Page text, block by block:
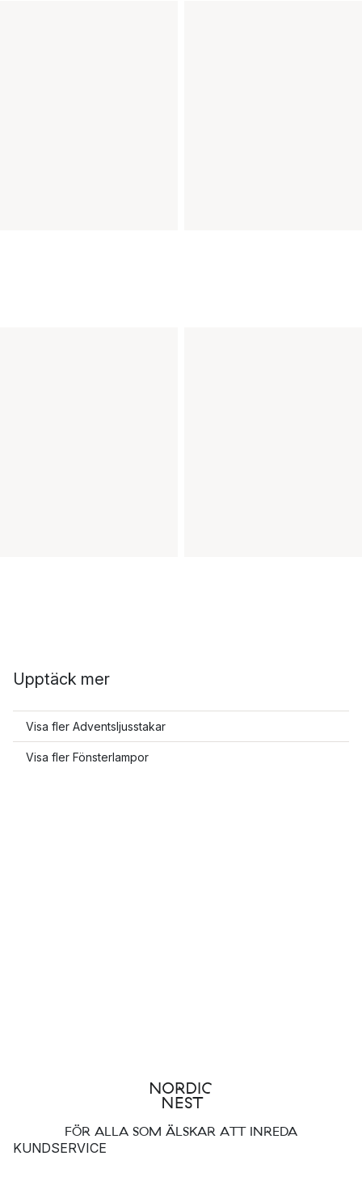
Upptäck mer
Visa fler Adventsljusstakar
Visa fler Fönsterlampor
FÖR ALLA SOM ÄLSKAR ATT INREDA
KUNDSERVICE